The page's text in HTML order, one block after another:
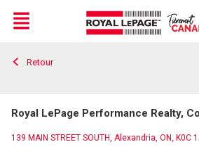
Live
En Direct
Menu
Retour
Royal LePage Performance Realty,
139 MAIN STREET SOUTH, Alexandria, ON, K0C